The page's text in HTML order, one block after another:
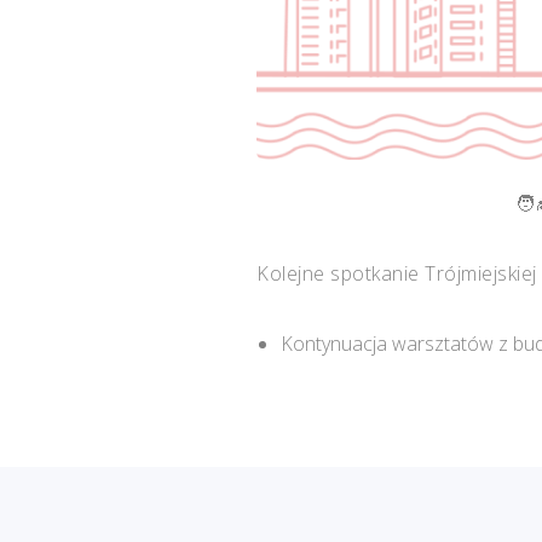
Kolejne spotkanie
Kontynuacja warsztatów z